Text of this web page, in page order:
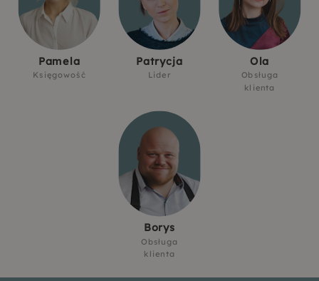
Pamela
Księgowość
Patrycja
Lider
Ola
Obsługa
klienta
Borys
Obsługa
klienta